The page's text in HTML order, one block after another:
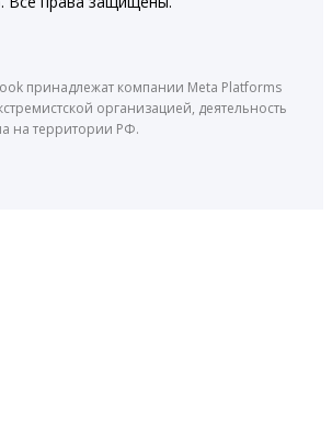
принадлежат компании Meta Platforms
организацией, деятельность
на территории РФ.